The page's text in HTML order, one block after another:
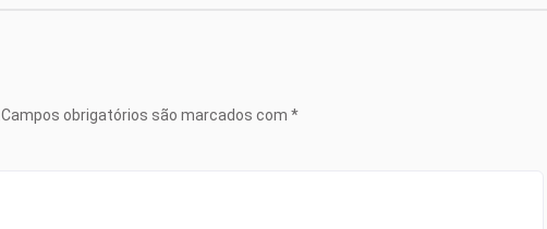
Campos obrigatórios são marcados com *